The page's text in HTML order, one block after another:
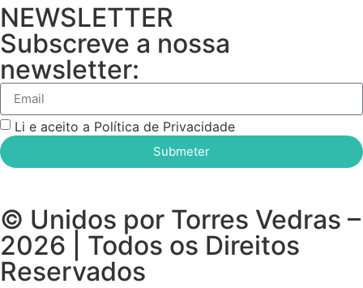
NEWSLETTER
Subscreve a nossa
newsletter:
Li e aceito a Política de Privacidade
Submeter
© Unidos por Torres Vedras –
2026 | Todos os Direitos
Reservados